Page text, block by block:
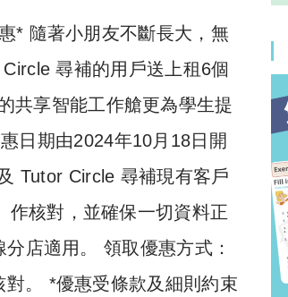
* 隨著小朋友不斷長大，無
尋補的用戶送上租6個
共享智能工作艙更為學生提
日期由2024年10月18日開
Tutor Circle 尋補現有客戶
作核對，並確保一切資料正
店適用。 領取優惠方式：
。 *優惠受條款及細則約束